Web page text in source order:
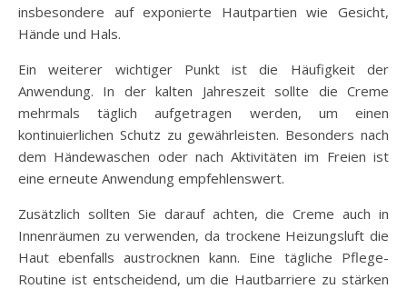
insbesondere auf exponierte Hautpartien wie Gesicht,
Hände und Hals.
Ein weiterer wichtiger Punkt ist die Häufigkeit der
Anwendung. In der kalten Jahreszeit sollte die Creme
mehrmals täglich aufgetragen werden, um einen
kontinuierlichen Schutz zu gewährleisten. Besonders nach
dem Händewaschen oder nach Aktivitäten im Freien ist
eine erneute Anwendung empfehlenswert.
Zusätzlich sollten Sie darauf achten, die Creme auch in
Innenräumen zu verwenden, da trockene Heizungsluft die
Haut ebenfalls austrocknen kann. Eine tägliche Pflege-
Routine ist entscheidend, um die Hautbarriere zu stärken